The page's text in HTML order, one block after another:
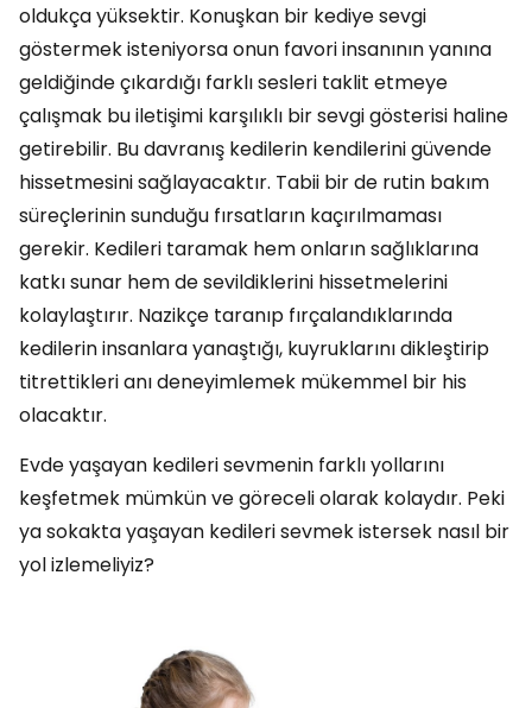
oldukça yüksektir. Konuşkan bir kediye sevgi
göstermek isteniyorsa onun favori insanının yanına
geldiğinde çıkardığı farklı sesleri taklit etmeye
çalışmak bu iletişimi karşılıklı bir sevgi gösterisi haline
getirebilir. Bu davranış kedilerin kendilerini güvende
hissetmesini sağlayacaktır. Tabii bir de rutin bakım
süreçlerinin sunduğu fırsatların kaçırılmaması
gerekir. Kedileri taramak hem onların sağlıklarına
katkı sunar hem de sevildiklerini hissetmelerini
kolaylaştırır. Nazikçe taranıp fırçalandıklarında
kedilerin insanlara yanaştığı, kuyruklarını dikleştirip
titrettikleri anı deneyimlemek mükemmel bir his
olacaktır.
Evde yaşayan kedileri sevmenin farklı yollarını
keşfetmek mümkün ve göreceli olarak kolaydır. Peki
ya sokakta yaşayan kedileri sevmek istersek nasıl bir
yol izlemeliyiz?